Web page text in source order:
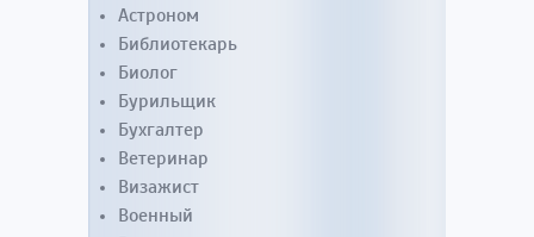
Астроном
Библиотекарь
Биолог
Бурильщик
Бухгалтер
Ветеринар
Визажист
Военный